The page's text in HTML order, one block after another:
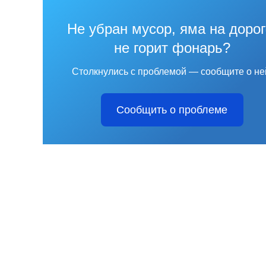
Не убран мусор, яма на
не горит фонарь?
Столкнулись с проблемой — сообщите о
Сообщить о проблеме